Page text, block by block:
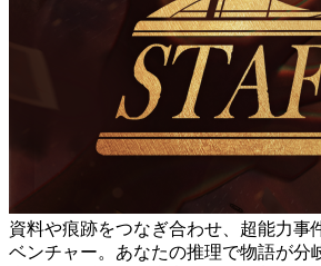
資料や痕跡をつなぎ合わせ、超能力事
ベンチャー。あなたの推理で物語が分